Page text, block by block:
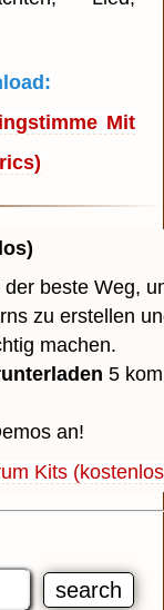
Mit
beste Weg,
zu erstellen
machen.
5
an!
Kits